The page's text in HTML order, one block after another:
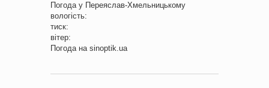
Погода у Переяслав-Хмельницькому
вологість:
тиск:
вітер:
Погода на sinoptik.ua